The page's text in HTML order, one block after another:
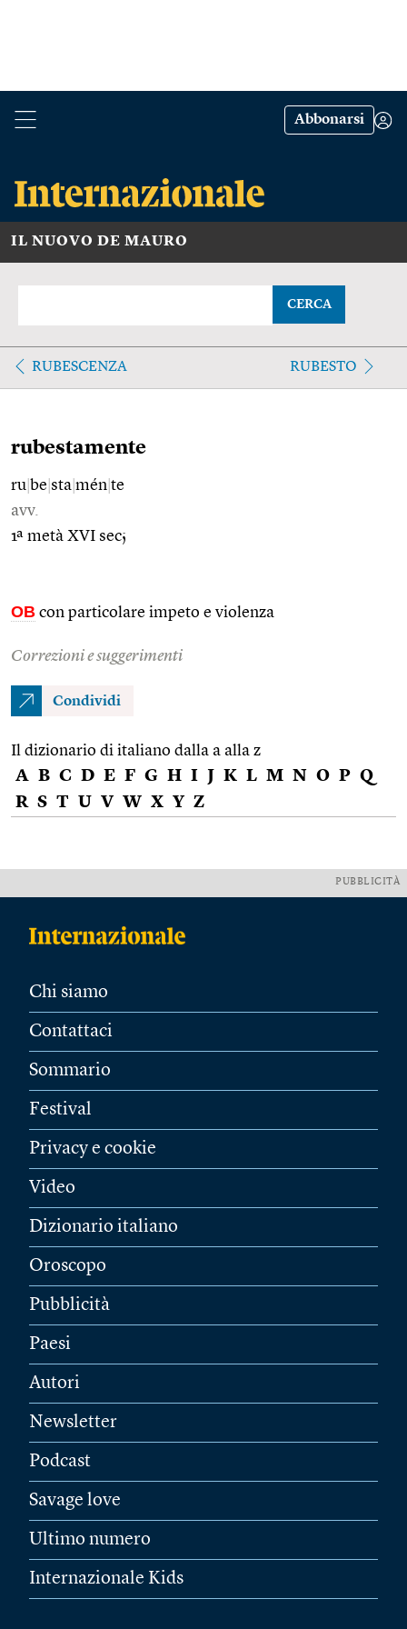
Abbonarsi
IL NUOVO DE MAURO
CERCA
RUBESCENZA RUBESTO
rubestamente
ru be sta mén te
avv.
1ª metà XVI sec;
OB con particolare impeto e violenza
Correzioni e suggerimenti
Condividi
Il dizionario di italiano dalla a alla z
A B C D E F G H I J K L M N O P Q
R S T U V W X Y Z
PUBBLICITÀ
Chi siamo
Contattaci
Sommario
Festival
Privacy e cookie
Video
Dizionario italiano
Oroscopo
Pubblicità
Paesi
Autori
Newsletter
Podcast
Savage love
Ultimo numero
Internazionale Kids